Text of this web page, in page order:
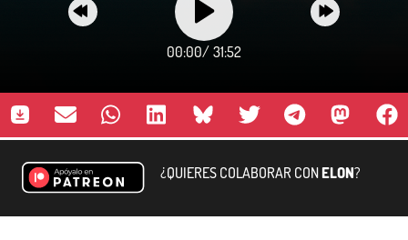
00:00/ 31:52
¿QUIERES COLABORAR CONELON?